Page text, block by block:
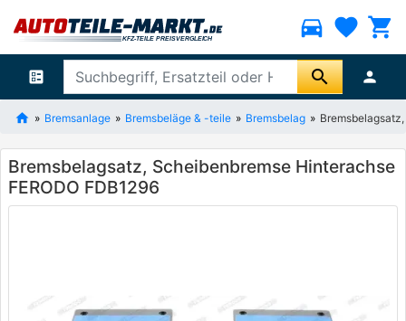
directions_car favorite shopping_cart
ballot search person
Bremsanlage Bremsbeläge & -teile Bremsbelag
Bremsbelagsatz, Scheibenbremse Hinterachse
FERODO FDB1296